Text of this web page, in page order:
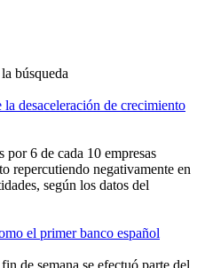
búsqueda
desaceleración de crecimiento
6 de cada 10 empresas
repercutiendo negativamente en
según los datos del
el primer banco español
de semana se efectuó parte del